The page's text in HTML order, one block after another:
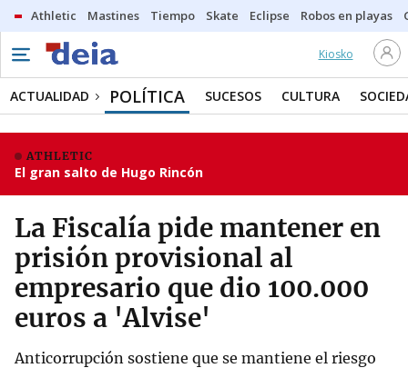
Athletic Mastines Tiempo Skate Eclipse Robos en playas
Kiosko
ACTUALIDAD POLÍTICA SUCESOS CULTURA
ATHLETIC
El gran salto de Hugo Rincón
La Fiscalía pide mantener en
prisión provisional al
empresario que dio 100.000
euros a 'Alvise'
Anticorrupción sostiene que se mantiene el riesgo